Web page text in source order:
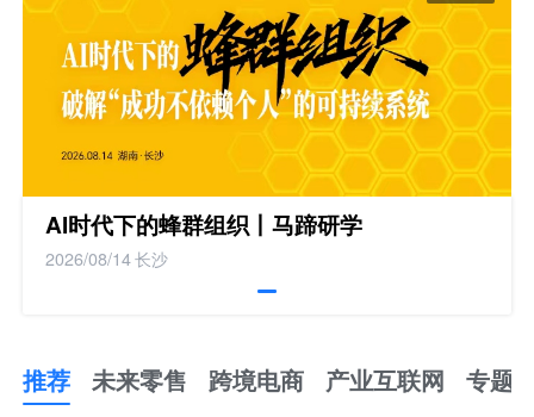
AI时代下的蜂群组织丨马蹄研学
2026/08/14长沙
推荐 未来零售 跨境电商 产业互联网 专题